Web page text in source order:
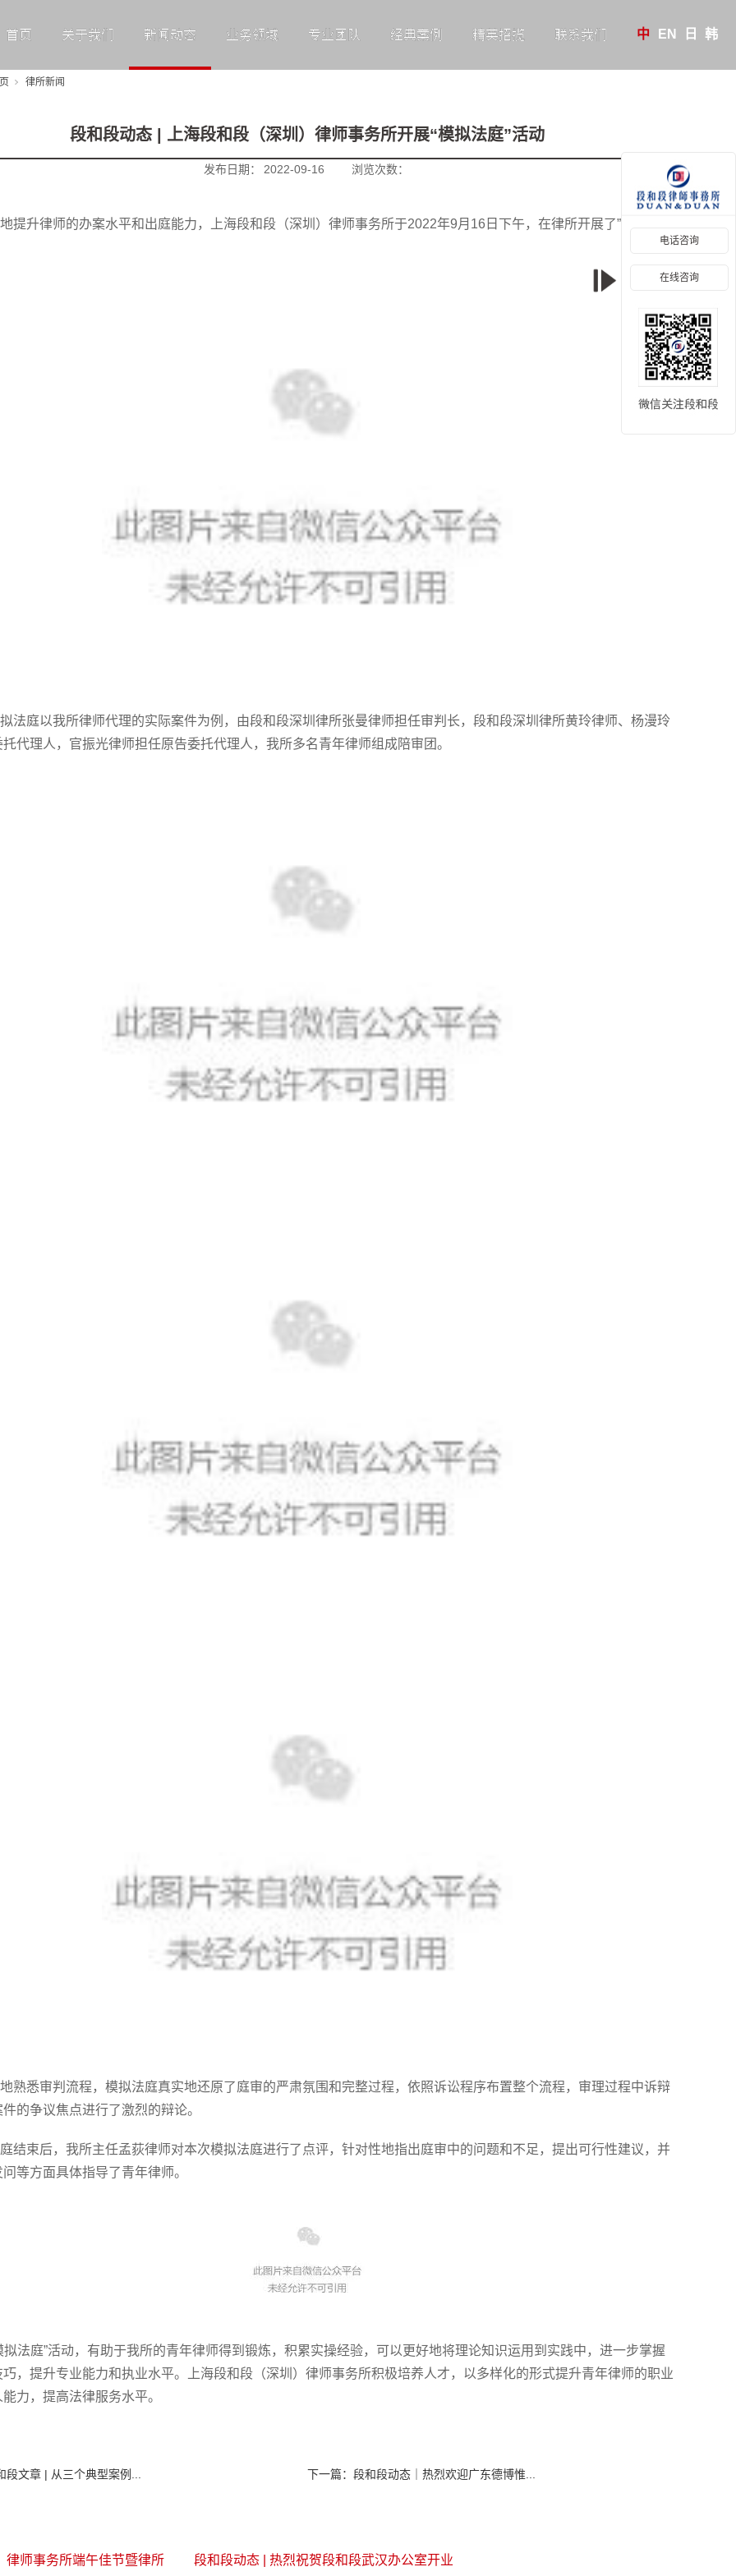
首页 关于我们 新闻动态 业务领域 专业团队 经典案例 精英招揽 联系我们 EN
中 日 韩
律所新闻
段和段动态 | 上海段和段（深圳）律师事务所开展“模拟法庭”活动
发布日期： 2022-09-16 浏览次数：
提升律师的办案水平和出庭能力，上海段和段（深圳）律师事务所于2022年9月16日下午，在律所开展了”模拟法庭
法庭以我所律师代理的实际案件为例，由段和段深圳律所张曼律师担任审判长，段和段深圳律所黄玲律师、杨漫玲
代理人，官振光律师担任原告委托代理人，我所多名青年律师组成陪审团。
熟悉审判流程，模拟法庭真实地还原了庭审的严肃氛围和完整过程，依照诉讼程序布置整个流程，审理过程中诉辩
的争议焦点进行了激烈的辩论。
结束后，我所主任孟荻律师对本次模拟法庭进行了点评，针对性地指出庭审中的问题和不足，提出可行性建议，并
等方面具体指导了青年律师。
拟法庭”活动，有助于我所的青年律师得到锻炼，积累实操经验，可以更好地将理论知识运用到实践中，进一步掌握
，提升专业能力和执业水平。上海段和段（深圳）律师事务所积极培养人才，以多样化的形式提升青年律师的职业
力，提高法律服务水平。
段文章 | 从三个典型案例... 下一篇： 段和段动态｜热烈欢迎广东德博惟...
律师事务所端午佳节暨律所 段和段动态 | 热烈祝贺段和段武汉办公室开业
电话咨询
在线咨询